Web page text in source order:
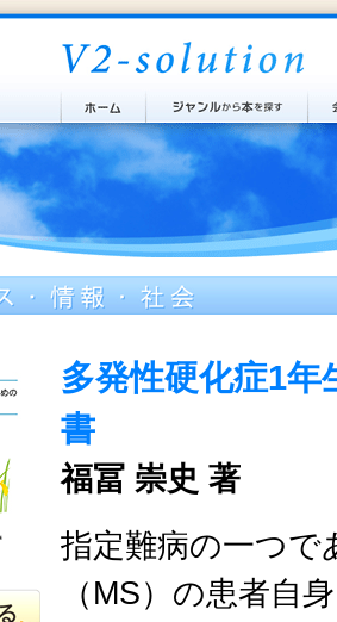
多発性硬化症1
書
福冨 崇史 著
指定難病の一つで
（MS）の患者自